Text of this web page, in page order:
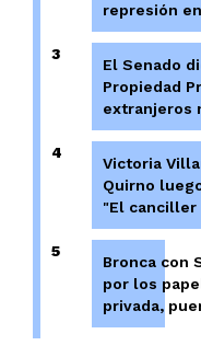
represión
3
El Senado
Propiedad
extranjeros
4
Victoria
Quirno
"El canciller
5
Bronca con
por los
privada,